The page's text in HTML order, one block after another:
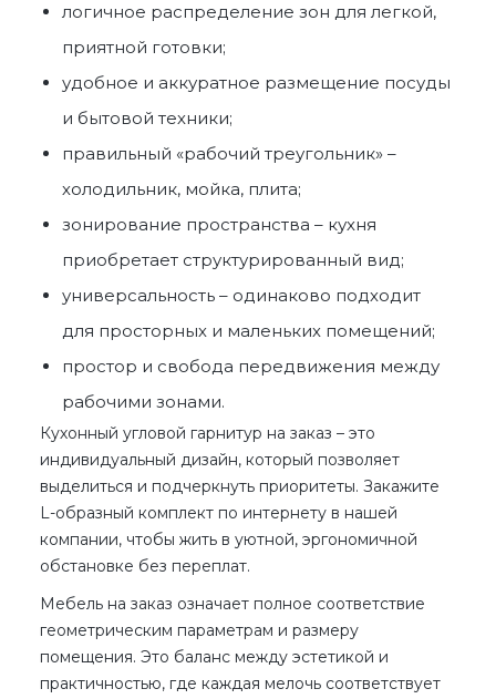
логичное распределение зон для легкой,
приятной готовки;
удобное и аккуратное размещение посуды
и бытовой техники;
правильный «рабочий треугольник» –
холодильник, мойка, плита;
зонирование пространства – кухня
приобретает структурированный вид;
универсальность – одинаково подходит
для просторных и маленьких помещений;
простор и свобода передвижения между
рабочими зонами.
Кухонный угловой гарнитур на заказ – это
индивидуальный дизайн, который позволяет
выделиться и подчеркнуть приоритеты. Закажите
L-образный комплект по интернету в нашей
компании, чтобы жить в уютной, эргономичной
обстановке без переплат.
Мебель на заказ означает полное соответствие
геометрическим параметрам и размеру
помещения. Это баланс между эстетикой и
практичностью, где каждая мелочь соответствует